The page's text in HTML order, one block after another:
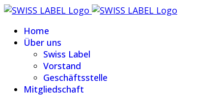
Home
Über uns
Swiss Label
Vorstand
Geschäftsstelle
Mitgliedschaft